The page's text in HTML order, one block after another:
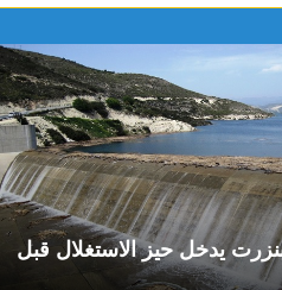
يدخل حيز الاستغلال قبل